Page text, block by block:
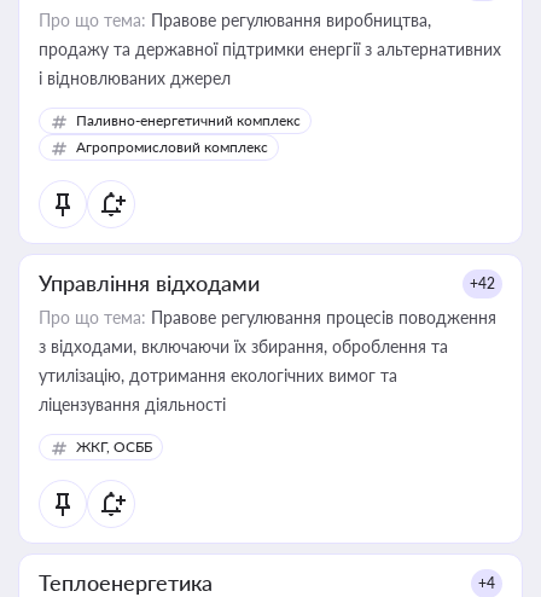
Про що тема: Правове регулювання виробництва,
продажу та державної підтримки енергії з альтернативних
і відновлюваних джерел
Паливно-енергетичний комплекс
Агропромисловий комплекс
Управління відходами +42
Про що тема: Правове регулювання процесів поводження
з відходами, включаючи їх збирання, оброблення та
утилізацію, дотримання екологічних вимог та
ліцензування діяльності
ЖКГ, ОСББ
Теплоенергетика +4